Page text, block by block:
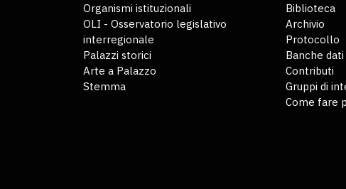
Organismi istituzionali
OLI - Osservatorio legislativo
interregionale
Palazzi storici
Arte a Palazzo
Stemma
Biblioteca
Archivio
Protocollo
Banche dati
Contributi
Gruppi di
Come fare